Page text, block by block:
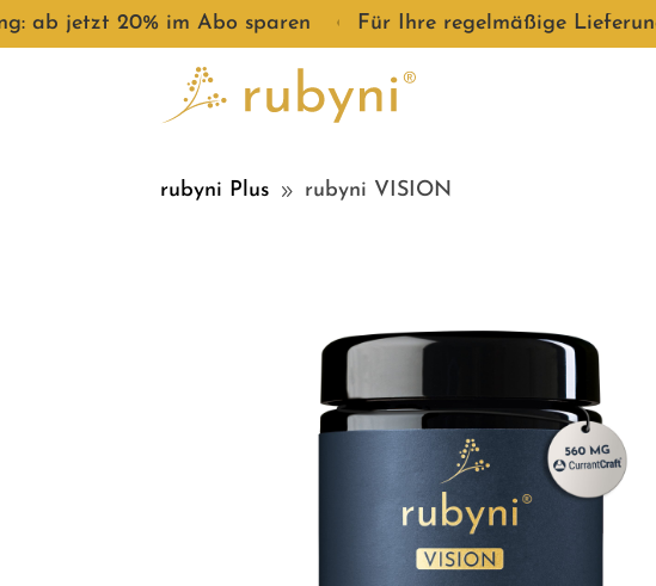
ab jetzt 20% im Abo sparen ● Für Ihre regelmäßige
rubyni Plus 9 rubyni VISION